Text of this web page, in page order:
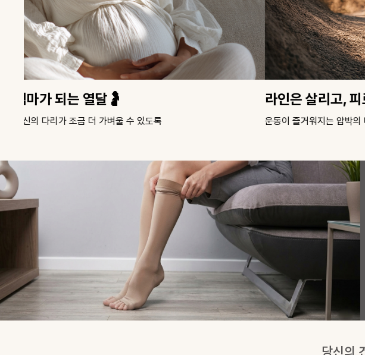
라인은 살리고, 피로는 덜고🏃
운동이 즐거워지는 압박의 마법
여행은 체력전
여행용 베스트 아이템
당신의